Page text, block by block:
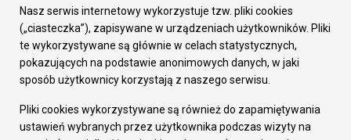
Załatw sprawę
Prezydent Miasta
Rada Miasta
Wydziały
Elektroniczna Skrzynka Podawcza
Gospodarka
Fundusze europejskie
Nasz serwis internetowy wykorzystuje tzw. pliki cookies
(„ciasteczka”), zapisywane w urządzeniach użytkowników. Pliki
te wykorzystywane są głównie w celach statystycznych,
pokazujących na podstawie anonimowych danych, w jaki
sposób użytkownicy korzystają z naszego serwisu.
Pliki cookies wykorzystywane są również do zapamiętywania
ustawień wybranych przez użytkownika podczas wizyty na